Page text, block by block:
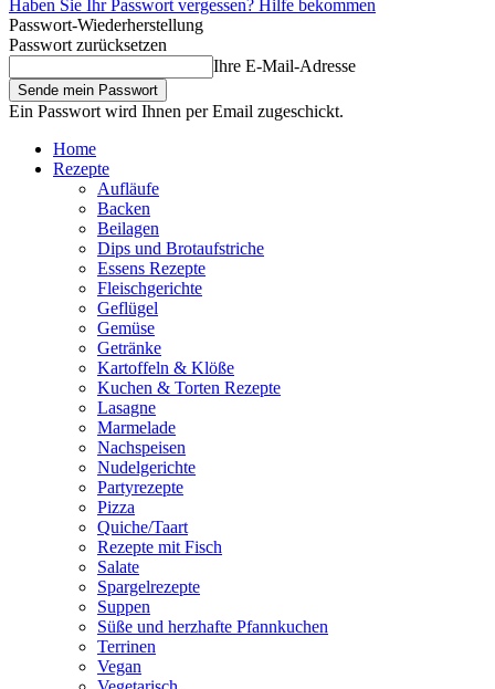
Haben Sie Ihr Passwort vergessen? Hilfe bekommen
Passwort-Wiederherstellung
Passwort zurücksetzen
Ihre E-Mail-Adresse
Ein Passwort wird Ihnen per Email zugeschickt.
Home
Rezepte
Aufläufe
Backen
Beilagen
Dips und Brotaufstriche
Essens Rezepte
Fleischgerichte
Geflügel
Gemüse
Getränke
Kartoffeln & Klöße
Kuchen & Torten Rezepte
Lasagne
Marmelade
Nachspeisen
Nudelgerichte
Partyrezepte
Pizza
Quiche/Taart
Rezepte mit Fisch
Salate
Spargelrezepte
Suppen
Süße und herzhafte Pfannkuchen
Terrinen
Vegan